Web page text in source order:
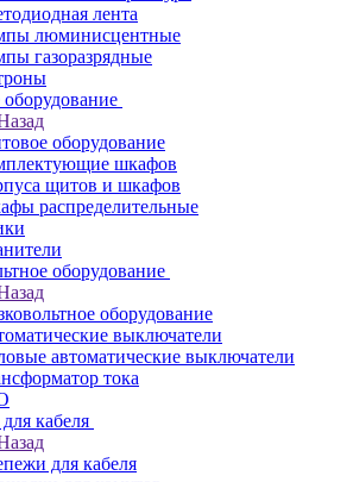
лента
люминисцентные
газоразрядные
оборудование
шкафов
щитов и шкафов
распределительные
оборудование
оборудование
выключатели
автоматические выключатели
тока
кабеля
для кабеля